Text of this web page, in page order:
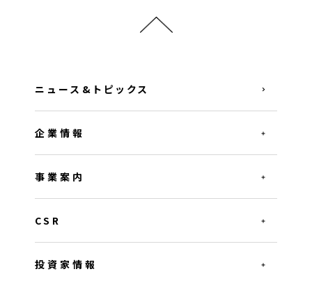
ニュース&トピックス
企業情報
事業案内
CSR
投資家情報